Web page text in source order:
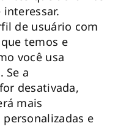
de usuário com
temos e
você usa
Se a
desativada,
mais
e